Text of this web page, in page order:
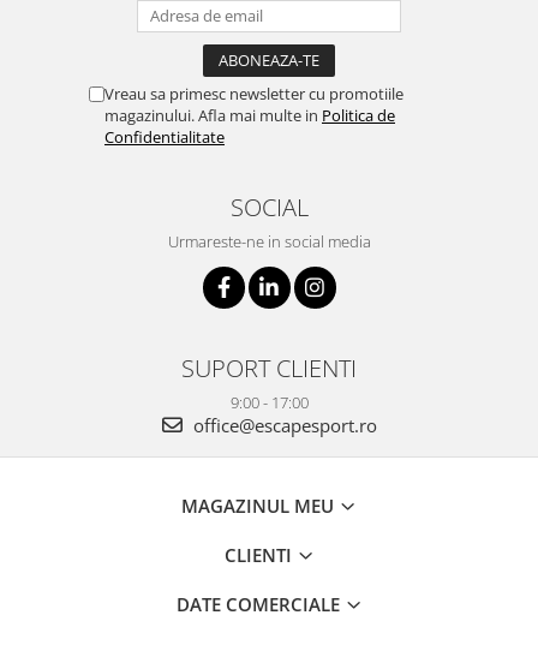
Vreau sa primesc newsletter cu promotiile
magazinului. Afla mai multe in Politica de
Confidentialitate
SOCIAL
Urmareste-ne in social media
SUPORT CLIENTI
9:00 - 17:00
office@escapesport.ro
MAGAZINUL MEU
CLIENTI
DATE COMERCIALE